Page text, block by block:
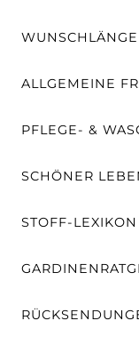
ALLGEMEINE
PFLEGE- &
SCHÖNER
STOFF-LEXIKON